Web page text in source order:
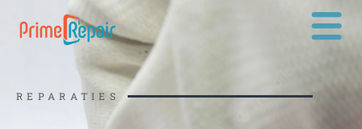
naar
REPARATIES